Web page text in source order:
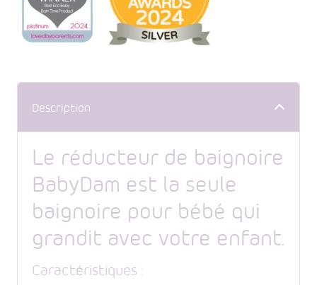
Description
Le réducteur de baignoire
BabyDam est la seule
baignoire pour bébé qui
grandit avec votre enfant.
Caractéristiques :